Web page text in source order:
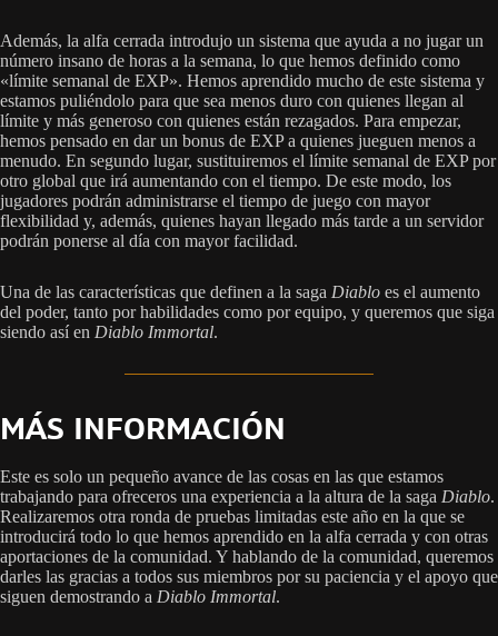
Además, la alfa cerrada introdujo un sistema que ayuda a no jugar un
número insano de horas a la semana, lo que hemos definido como
«límite semanal de EXP». Hemos aprendido mucho de este sistema y
estamos puliéndolo para que sea menos duro con quienes llegan al
límite y más generoso con quienes están rezagados. Para empezar,
hemos pensado en dar un bonus de EXP a quienes jueguen menos a
menudo. En segundo lugar, sustituiremos el límite semanal de EXP por
otro global que irá aumentando con el tiempo. De este modo, los
jugadores podrán administrarse el tiempo de juego con mayor
flexibilidad y, además, quienes hayan llegado más tarde a un servidor
podrán ponerse al día con mayor facilidad.
Una de las características que definen a la saga Diablo es el aumento
del poder, tanto por habilidades como por equipo, y queremos que siga
siendo así en Diablo Immortal.
MÁS INFORMACIÓN
Este es solo un pequeño avance de las cosas en las que estamos
trabajando para ofreceros una experiencia a la altura de la saga Diablo.
Realizaremos otra ronda de pruebas limitadas este año en la que se
introducirá todo lo que hemos aprendido en la alfa cerrada y con otras
aportaciones de la comunidad. Y hablando de la comunidad, queremos
darles las gracias a todos sus miembros por su paciencia y el apoyo que
siguen demostrando a Diablo Immortal.